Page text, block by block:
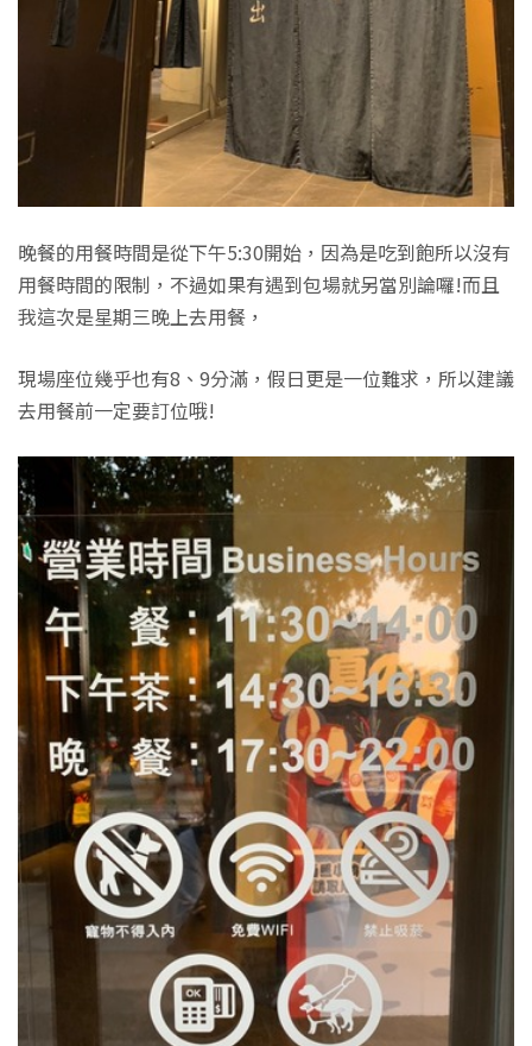
晚餐的用餐時間是從下午5:30開始，因為是吃到飽所以沒有
用餐時間的限制，不過如果有遇到包場就另當別論囉!而且
我這次是星期三晚上去用餐，
現場座位幾乎也有8、9分滿，假日更是一位難求，所以建議
去用餐前一定要訂位哦!